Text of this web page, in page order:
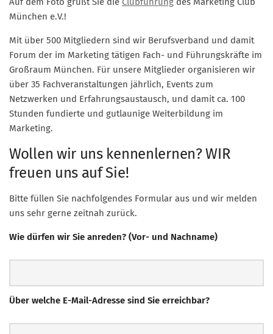
Marketing Pioniere
MarketingFrauen
Mentoring
Partnerschaften
Bundesverband Marketing Clubs
MARKETING PIONIERE
Marketing Pioniere im BVMC
Newsletter
Clubmagazin
Mitglied werden
Auf dem Foto grüßt Sie die Clubführung des Marketing Club
München e.V.!
Mit über 500 Mitgliedern sind wir Berufsverband und damit
Forum der im Marketing tätigen Fach- und Führungskräfte im
Großraum München. Für unsere Mitglieder organisieren wir
über 35 Fachveranstaltungen jährlich, Events zum
Netzwerken und Erfahrungsaustausch, und damit ca. 100
Stunden fundierte und gutlaunige Weiterbildung im
Marketing.
Wollen wir uns kennenlernen? WIR
freuen uns auf Sie!
Bitte füllen Sie nachfolgendes Formular aus und wir melden
uns sehr gerne zeitnah zurück.
Wie dürfen wir Sie anreden? (Vor- und Nachname)
Über welche E-Mail-Adresse sind Sie erreichbar?